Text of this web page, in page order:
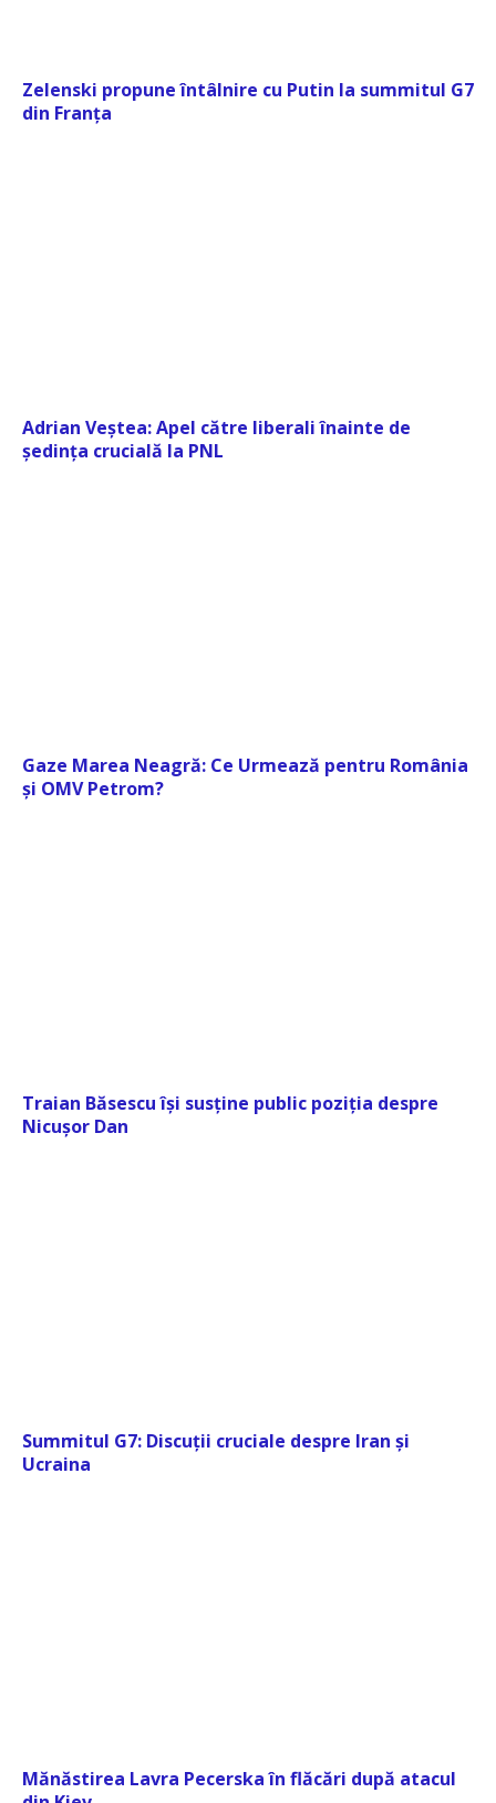
Zelenski propune întâlnire cu Putin la summitul G7
din Franța
Adrian Veștea: Apel către liberali înainte de
ședința crucială la PNL
Gaze Marea Neagră: Ce Urmează pentru România
și OMV Petrom?
Traian Băsescu își susține public poziția despre
Nicușor Dan
Summitul G7: Discuții cruciale despre Iran și
Ucraina
Mănăstirea Lavra Pecerska în flăcări după atacul